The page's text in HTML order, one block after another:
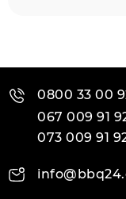
0800 33 00
067 009 91
073 009 91